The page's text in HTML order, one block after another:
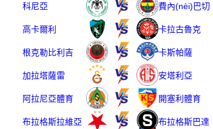
科尼亞 費內(nèi)巴切
高卡爾利 卡拉古魯克
根克勒比利吉 卡斯帕薩
加拉塔薩雷 安塔利亞
阿拉尼亞體育 開塞利體育
布拉格斯拉維亞 布拉格斯巴達